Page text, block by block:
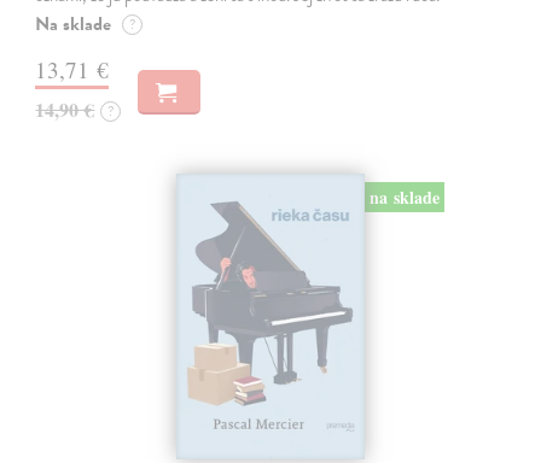
Na sklade ?
13,71 €
14,90 € ?
na sklade